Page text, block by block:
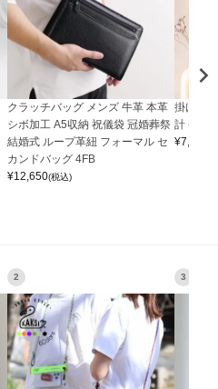
クラッチバッグ メンズ 牛革 本革
シボ加工 A5収納 祝儀袋 冠婚葬祭
結婚式 ループ革紐 フォーマル セ
カンドバッグ 4FB
¥12,650(税込)
掛け時
計
¥7,150
2 3